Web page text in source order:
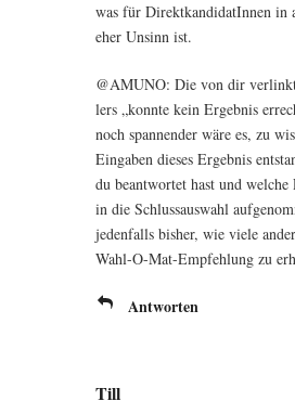
was für Direkt­kan­di­da­tIn­nen in
eher Unsinn ist.
@AMUNO: Die von dir
lers „konn­te kein Ergeb­nis
noch span­nen­der wäre es, zu
Ein­ga­ben die­ses Ergeb­nis
du beant­wor­tet hast und
in die Schluss­aus­wahl
jeden­falls bis­her, wie vie­le
Wahl-O-Mat-Emp­feh­lung zu
Antworten
Till